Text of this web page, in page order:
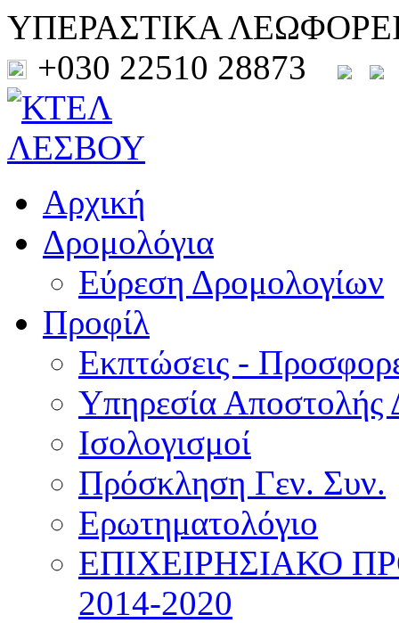
ΥΠΕΡΑΣΤΙΚΑ
+030 22510 28873
Αρχική
Δρομολόγια
Εύρεση Δρομολογίων
Προφίλ
Εκπτώσεις -
Υπηρεσία Αποστολής
Ισολογισμοί
Πρόσκληση Γεν. Συν.
Ερωτηματολόγιο
ΕΠΙΧΕΙΡΗΣΙΑΚΟ
2014-2020